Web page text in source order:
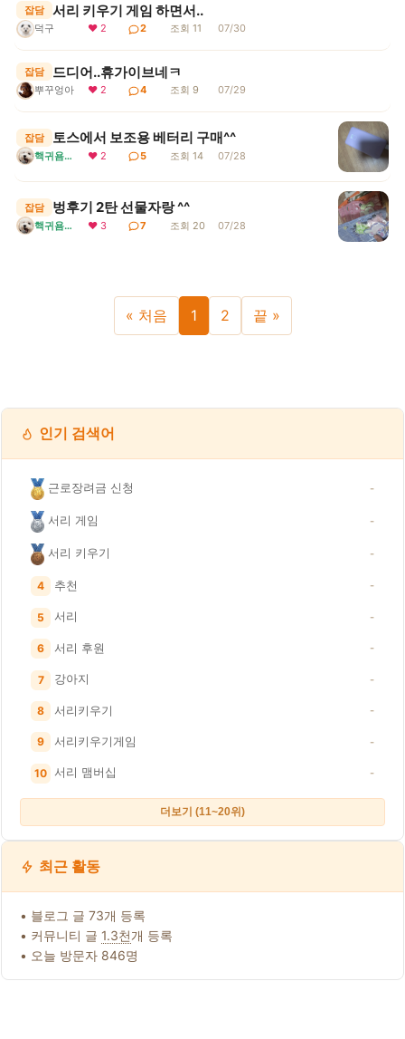
잡담 서리 키우기 게임 하면서..
덕구 ❤ 2 2 조회 11 07/30
잡담 드디어..휴가이브네ㅋ
뿌꾸엉아 ❤ 2 4 조회 9 07/29
잡담 토스에서 보조용 베터리 구매^^
핵귀욤서리 ❤ 2 5 조회 14 07/28
잡담 벙후기 2탄 선물자랑 ^^
핵귀욤서리 ❤ 3 7 조회 20 07/28
« 처음 1 2 끝 »
인기 검색어
근로장려금 신청 -
서리 게임 -
서리 키우기 -
4 추천 -
5 서리 -
6 서리 후원 -
7 강아지 -
8 서리키우기 -
9 서리키우기게임 -
10 서리 맴버십 -
더보기 (11~20위)
최근 활동
• 블로그 글 73개 등록
• 커뮤니티 글 1.3천개 등록
• 오늘 방문자 846명